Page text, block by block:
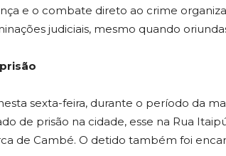
e o combate direto ao crime
judiciais, mesmo quando
sexta-feira, durante o período da
de prisão na cidade, esse na Rua
de Cambé. O detido também foi